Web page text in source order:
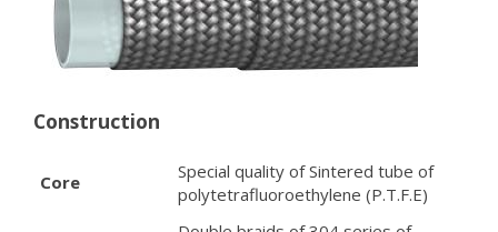
Construction
Core
Special quality of Sintered tube of
polytetrafluoroethylene (P.T.F.E)